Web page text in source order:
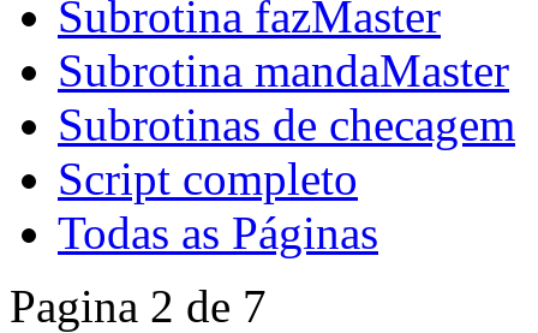
Subrotina fazMaster
Subrotina mandaMaster
Subrotinas de checagem
Script completo
Todas as Páginas
Pagina 2 de 7